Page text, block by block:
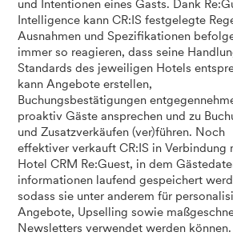
und Intentionen eines Gasts. Dank
Intelligence kann CR:IS festgelegte
Ausnahmen und Spezifikationen
immer so reagieren, dass seine
Standards des jeweiligen Hotels
kann Angebote erstellen,
Buchungsbestätigungen
proaktiv Gäste ansprechen und zu
und Zusatzverkäufen (ver)führen. Noch
effektiver verkauft CR:IS in Verbindung
Hotel CRM Re:Guest, in dem
informationen laufend gespeichert
sodass sie unter anderem für
Angebote, Upselling sowie
Newsletters verwendet werden können.